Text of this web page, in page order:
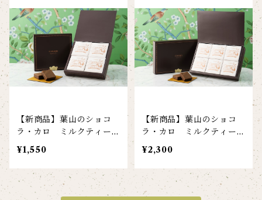
【新商品】葉山のショコ
ラ・カロ ミルクティー
4個入
¥1,550
【新商品】葉山のショコ
ラ・カロ ミルクティー
6個入
¥2,300